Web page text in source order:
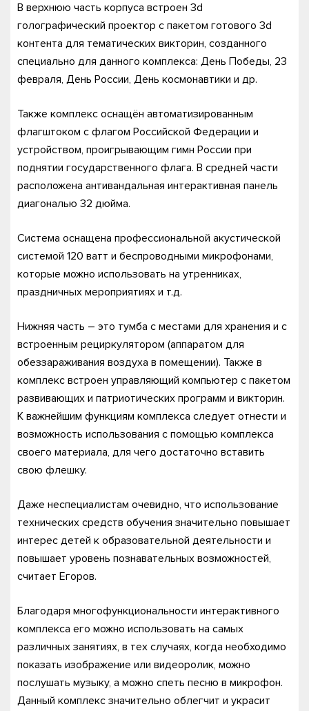
В верхнюю часть корпуса встроен 3d
голографический проектор с пакетом готового 3d
контента для тематических викторин, созданного
специально для данного комплекса: День Победы, 23
февраля, День России, День космонавтики и др.
Также комплекс оснащён автоматизированным
флагштоком с флагом Российской Федерации и
устройством, проигрывающим гимн России при
поднятии государственного флага. В средней части
расположена антивандальная интерактивная панель
диагональю 32 дюйма.
Система оснащена профессиональной акустической
системой 120 ватт и беспроводными микрофонами,
которые можно использовать на утренниках,
праздничных мероприятиях и т.д.
Нижняя часть – это тумба с местами для хранения и с
встроенным рециркулятором (аппаратом для
обеззараживания воздуха в помещении). Также в
комплекс встроен управляющий компьютер с пакетом
развивающих и патриотических программ и викторин.
К важнейшим функциям комплекса следует отнести и
возможность использования с помощью комплекса
своего материала, для чего достаточно вставить
свою флешку.
Даже неспециалистам очевидно, что использование
технических средств обучения значительно повышает
интерес детей к образовательной деятельности и
повышает уровень познавательных возможностей,
считает Егоров.
Благодаря многофункциональности интерактивного
комплекса его можно использовать на самых
различных занятиях, в тех случаях, когда необходимо
показать изображение или видеоролик, можно
послушать музыку, а можно спеть песню в микрофон.
Данный комплекс значительно облегчит и украсит